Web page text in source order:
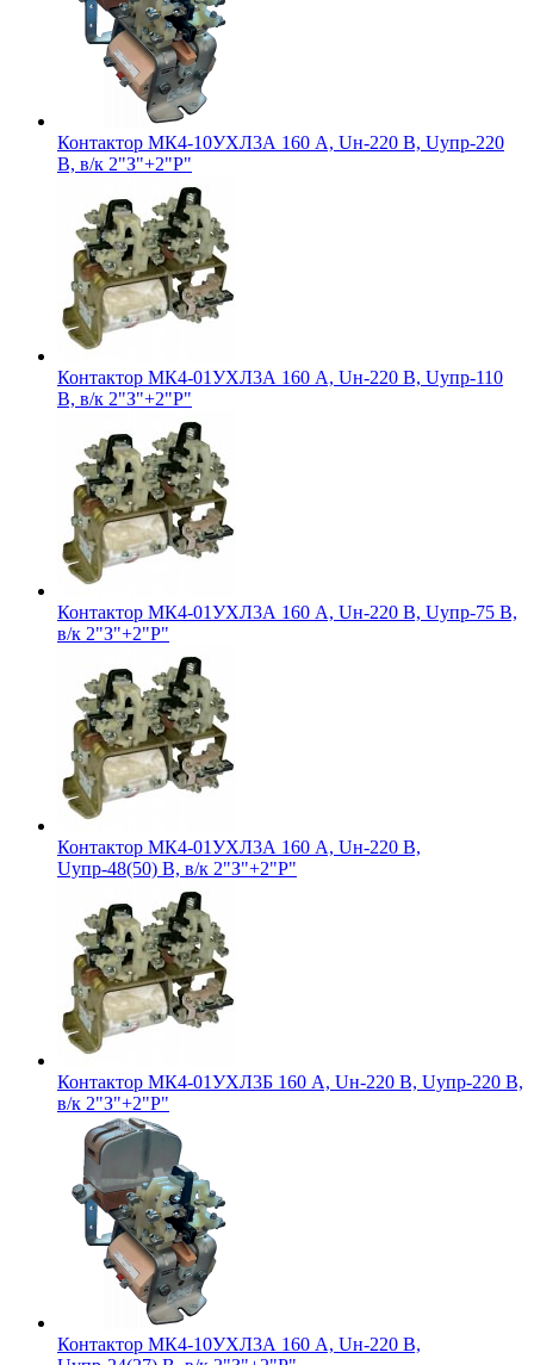
Контактор МК4-10УХЛ3А 160 А, Uн-220 В, Uупр-220
В, в/к 2"З"+2"Р"
Контактор МК4-01УХЛ3А 160 А, Uн-220 В, Uупр-110
В, в/к 2"З"+2"Р"
Контактор МК4-01УХЛ3А 160 А, Uн-220 В, Uупр-75 В,
в/к 2"З"+2"Р"
Контактор МК4-01УХЛ3А 160 А, Uн-220 В,
Uупр-48(50) В, в/к 2"З"+2"Р"
Контактор МК4-01УХЛ3Б 160 А, Uн-220 В, Uупр-220 В,
в/к 2"З"+2"Р"
Контактор МК4-10УХЛ3А 160 А, Uн-220 В,